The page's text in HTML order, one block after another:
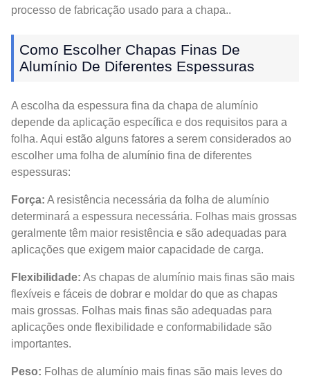
processo de fabricação usado para a chapa..
Como Escolher Chapas Finas De
Alumínio De Diferentes Espessuras
A escolha da espessura fina da chapa de alumínio
depende da aplicação específica e dos requisitos para a
folha. Aqui estão alguns fatores a serem considerados ao
escolher uma folha de alumínio fina de diferentes
espessuras:
Força: A resistência necessária da folha de alumínio
determinará a espessura necessária. Folhas mais grossas
geralmente têm maior resistência e são adequadas para
aplicações que exigem maior capacidade de carga.
Flexibilidade: As chapas de alumínio mais finas são mais
flexíveis e fáceis de dobrar e moldar do que as chapas
mais grossas. Folhas mais finas são adequadas para
aplicações onde flexibilidade e conformabilidade são
importantes.
Peso: Folhas de alumínio mais finas são mais leves do